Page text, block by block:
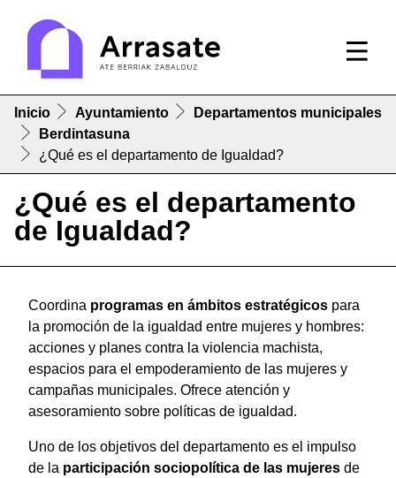
Inicio Ayuntamiento
Departamentos municipales
Berdintasuna
¿Qué es el departamento de Igualdad?
¿Qué es el departamento
de Igualdad?
Coordina programas en ámbitos estratégicos para
la promoción de la igualdad entre mujeres y hombres:
acciones y planes contra la violencia machista,
espacios para el empoderamiento de las mujeres y
campañas municipales. Ofrece atención y
asesoramiento sobre políticas de igualdad.
Uno de los objetivos del departamento es el impulso
de la participación sociopolítica de las mujeres de